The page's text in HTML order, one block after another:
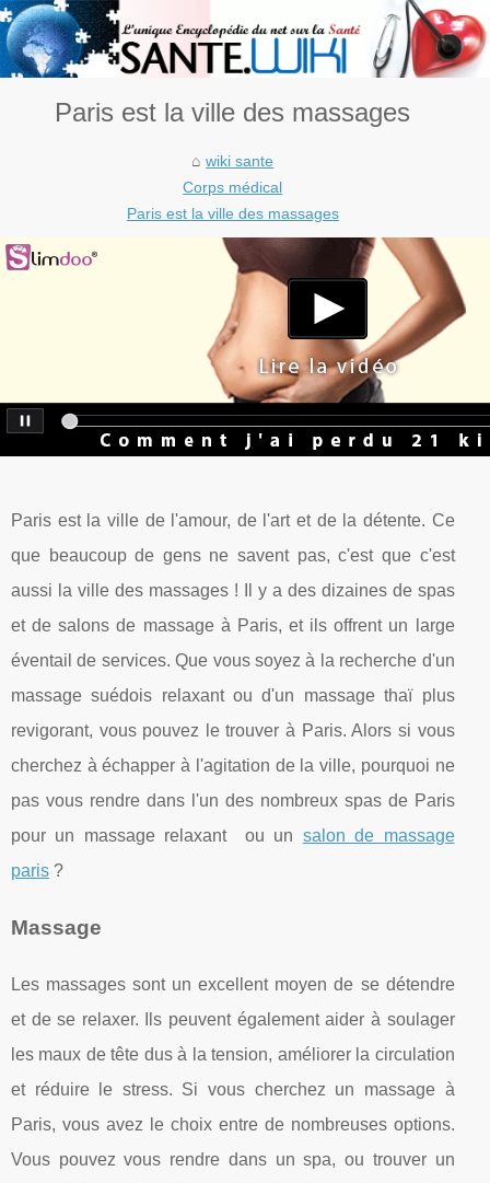
Paris est la ville des massages
wiki sante
Corps médical
Paris est la ville des massages
Paris est la ville de l'amour, de l'art et de la détente. Ce
que beaucoup de gens ne savent pas, c'est que c'est
aussi la ville des massages ! Il y a des dizaines de spas
et de salons de massage à Paris, et ils offrent un large
éventail de services. Que vous soyez à la recherche d'un
massage suédois relaxant ou d'un massage thaï plus
revigorant, vous pouvez le trouver à Paris. Alors si vous
cherchez à échapper à l'agitation de la ville, pourquoi ne
pas vous rendre dans l'un des nombreux spas de Paris
pour un massage relaxant ou un salon de massage
paris ?
Massage
Les massages sont un excellent moyen de se détendre
et de se relaxer. Ils peuvent également aider à soulager
les maux de tête dus à la tension, améliorer la circulation
et réduire le stress. Si vous cherchez un massage à
Paris, vous avez le choix entre de nombreuses options.
Vous pouvez vous rendre dans un spa, ou trouver un